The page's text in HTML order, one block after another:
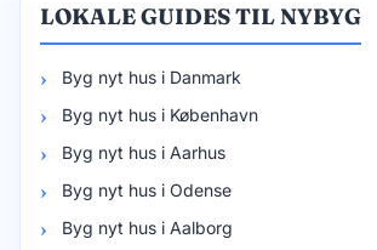
LOKALE GUIDES TIL NYBYG
Byg nyt hus i Danmark
Byg nyt hus i København
Byg nyt hus i Aarhus
Byg nyt hus i Odense
Byg nyt hus i Aalborg